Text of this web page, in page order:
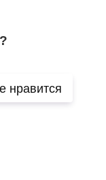
нравится